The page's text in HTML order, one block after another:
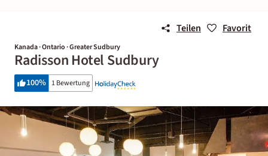
Teilen Favorit
Kanada · Ontario · Greater Sudbury
Radisson Hotel Sudbury
100% 1 Bewertung